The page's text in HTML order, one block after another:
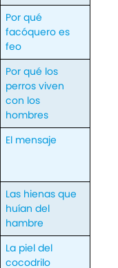
Por qué
facóquero es
feo
Por qué los
perros viven
con los
hombres
El mensaje
Las hienas que
huían del
hambre
La piel del
cocodrilo